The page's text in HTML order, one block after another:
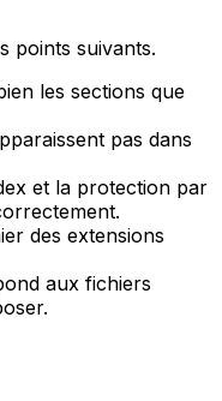
points suivants.
les sections que
pas dans
et la protection par
des extensions
aux fichiers